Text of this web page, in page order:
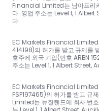
Financial Limited는 남아프리
다. 영업 주소는 Level 1, 1
다.
EC Markets Financial Limited
414198)의 허가를 받고 규제
호주에 외국 기업(번호 ARBN
주소는 Level 1, 1 Albert
EC Markets Financial Limited
FSP197465)의 허가를 받고 규
Limited는 뉴질랜드에 회사 번